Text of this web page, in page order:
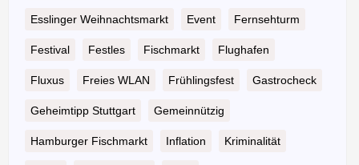
Esslinger Weihnachtsmarkt Event Fernsehturm
Festival Festles Fischmarkt Flughafen
Fluxus Freies WLAN Frühlingsfest Gastrocheck
Geheimtipp Stuttgart Gemeinnützig
Hamburger Fischmarkt Inflation Kriminalität